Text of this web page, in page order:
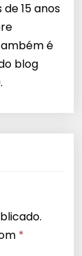
15 anos
é
blog
*